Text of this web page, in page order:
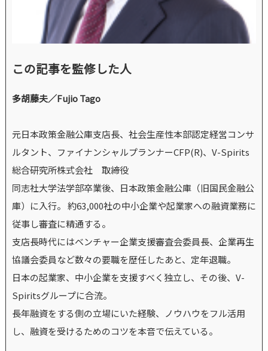
この記事を監修した人
多胡藤夫／Fujio Tago
元日本政策金融公庫支店長、社会生産性本部認定経営コンサ
ルタント、ファイナンシャルプランナーCFP(R)、V-Spirits
総合研究所株式会社 取締役
同志社大学法学部卒業後、日本政策金融公庫（旧国民金融公
庫）に入行。 約63,000社の中小企業や起業家への融資業務に
従事し審査に精通する。
支店長時代にはベンチャー企業支援審査会委員長、企業再生
協議会委員など数々の要職を歴任したあと、定年退職。
日本の起業家、中小企業を支援すべく独立し、その後、V-
Spiritsグループに合流。
長年融資をする側の立場にいた経験、ノウハウをフル活用
し、融資を受けるためのコツを本音で伝えている。